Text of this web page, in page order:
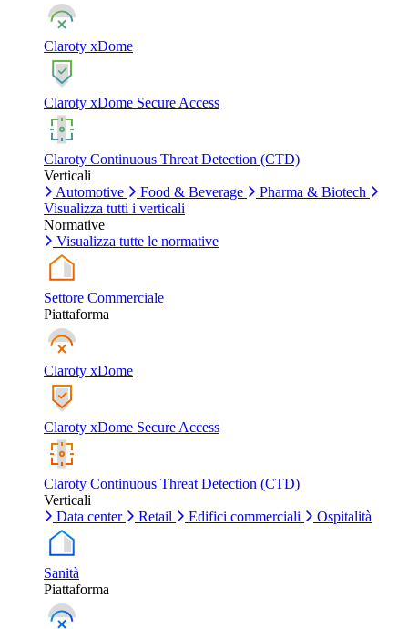
Claroty xDome
Claroty xDome Secure Access
Claroty Continuous Threat Detection (CTD)
Verticali
Automotive
Food & Beverage
Pharma & Biotech
Visualizza tutti i verticali
Normative
Visualizza tutte le normative
Settore Commerciale
Piattaforma
Claroty xDome
Claroty xDome Secure Access
Claroty Continuous Threat Detection (CTD)
Verticali
Data center
Retail Edifici commerciali Ospitalità
Sanità
Piattaforma